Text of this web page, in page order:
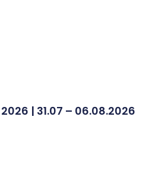
| 31.07 – 06.08.2026